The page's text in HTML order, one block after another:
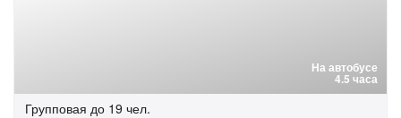
На автобусе
4.5 часа
Групповая до 19 чел.